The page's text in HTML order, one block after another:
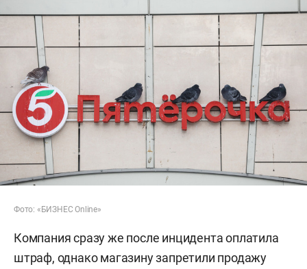
Фото: «БИЗНЕС Online»
Компания сразу же после инцидента оплатила
штраф, однако магазину запретили продажу